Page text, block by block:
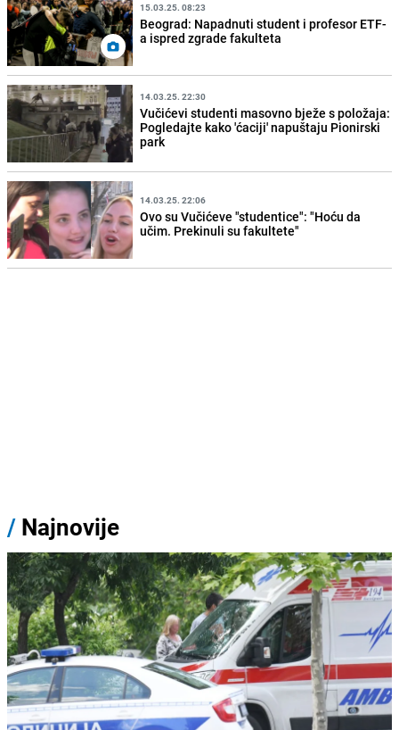
15.03.25. 08:23
Beograd: Napadnuti student i profesor ETF-
a ispred zgrade fakulteta
14.03.25. 22:30
Vučićevi studenti masovno bježe s položaja:
Pogledajte kako 'ćaciji' napuštaju Pionirski
park
14.03.25. 22:06
Ovo su Vučićeve "studentice": "Hoću da
učim. Prekinuli su fakultete"
/ Najnovije